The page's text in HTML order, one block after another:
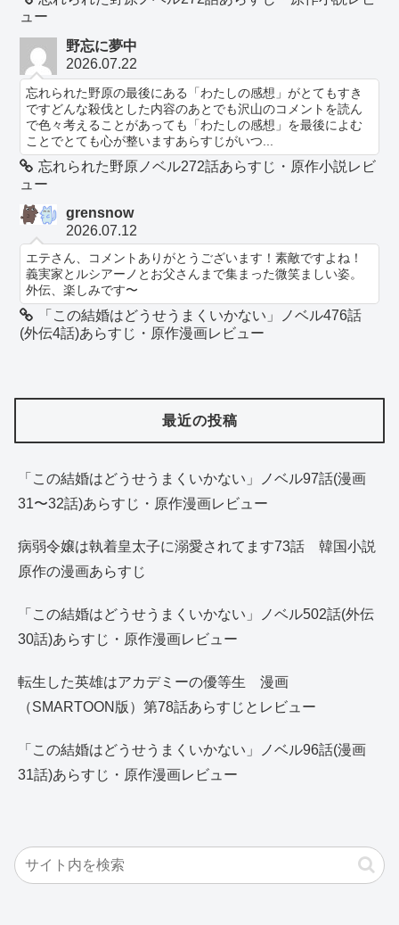
ュー
野忘に夢中
2026.07.22
忘れられた野原の最後にある「わたしの感想」がとてもすき
ですどんな殺伐とした内容のあとでも沢山のコメントを読ん
で色々考えることがあっても「わたしの感想」を最後によむ
ことでとても心が整いますあらすじがいつ...
忘れられた野原ノベル272話あらすじ・原作小説レビ
ュー
grensnow
2026.07.12
エテさん、コメントありがとうございます！素敵ですよね！
義実家とルシアーノとお父さんまで集まった微笑ましい姿。
外伝、楽しみです〜
「この結婚はどうせうまくいかない」ノベル476話
(外伝4話)あらすじ・原作漫画レビュー
最近の投稿
「この結婚はどうせうまくいかない」ノベル97話(漫画
31〜32話)あらすじ・原作漫画レビュー
病弱令嬢は執着皇太子に溺愛されてます73話 韓国小説
原作の漫画あらすじ
「この結婚はどうせうまくいかない」ノベル502話(外伝
30話)あらすじ・原作漫画レビュー
転生した英雄はアカデミーの優等生 漫画
（SMARTOON版）第78話あらすじとレビュー
「この結婚はどうせうまくいかない」ノベル96話(漫画
31話)あらすじ・原作漫画レビュー